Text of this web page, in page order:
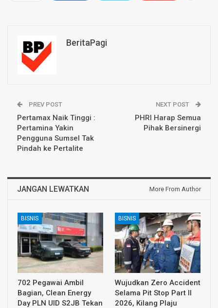
BeritaPagi
PREV POST
Pertamax Naik Tinggi :
Pertamina Yakin
Pengguna Sumsel Tak
Pindah ke Pertalite
NEXT POST
PHRI Harap Semua
Pihak Bersinergi
JANGAN LEWATKAN More From Author
BISNIS
702 Pegawai Ambil
Bagian, Clean Energy
Day PLN UID S2JB Tekan
BISNIS
Wujudkan Zero Accident
Selama Pit Stop Part II
2026, Kilang Plaju